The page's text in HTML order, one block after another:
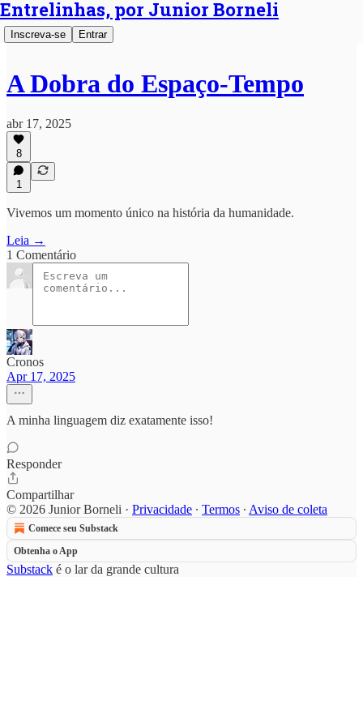
Entrelinhas, por Junior Borneli
Inscreva-se Entrar
A Dobra do Espaço-Tempo
abr 17, 2025
8
1
Vivemos um momento único na história da humanidade.
Leia →
1 Comentário
Cronos
Apr 17, 2025
A minha linguagem diz exatamente isso!
Responder
Compartilhar
© 2026 Junior Borneli · Privacidade ∙ Termos ∙ Aviso de coleta
Comece seu Substack
Obtenha o App
Substack é o lar da grande cultura